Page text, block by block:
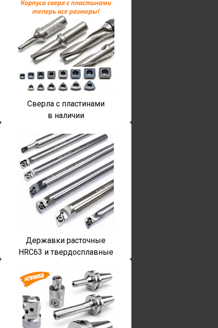
Сверла с пластинами
в наличии
Державки расточные
HRC63 и твердосплавные